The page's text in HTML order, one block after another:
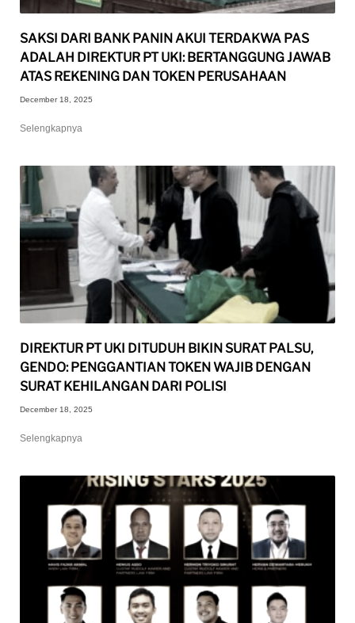
SAKSI DARI BANK PANIN AKUI TERDAKWA PAS
ADALAH DIREKTUR PT UKI: BERTANGGUNG JAWAB
ATAS REKENING DAN TOKEN PERUSAHAAN
December 18, 2025
Selengkapnya
DIREKTUR PT UKI DITUDUH BIKIN SURAT PALSU,
GENDO: PENGGANTIAN TOKEN WAJIB DENGAN
SURAT KEHILANGAN DARI POLISI
December 18, 2025
Selengkapnya